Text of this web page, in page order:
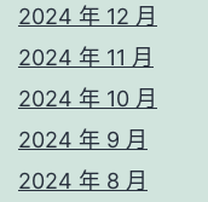
2024 年 12 月
2024 年 11 月
2024 年 10 月
2024 年 9 月
2024 年 8 月